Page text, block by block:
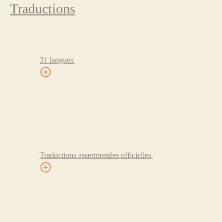
Traductions
31 langues
Traductions assermentées officielles